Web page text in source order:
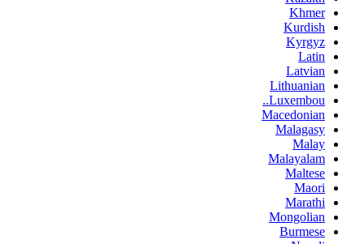
Khmer
Kurdish
Kyrgyz
Latin
Latvian
Lithuanian
Luxembou..
Macedonian
Malagasy
Malay
Malayalam
Maltese
Maori
Marathi
Mongolian
Burmese